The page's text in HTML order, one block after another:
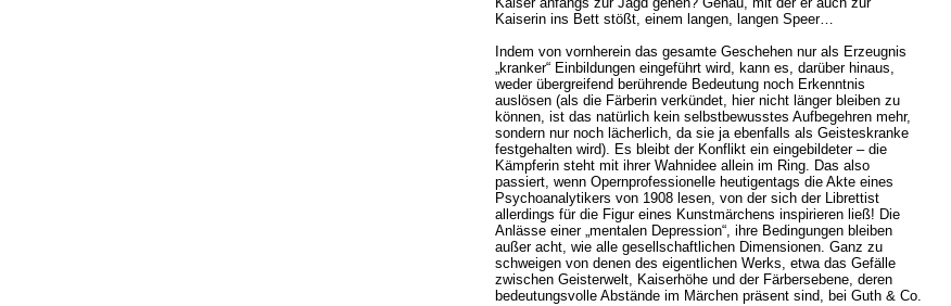
Kaiserin ins Bett stößt, einem langen, langen Speer…
Indem von vornherein das gesamte Geschehen nur als Erzeugnis
„kranker“ Einbildungen eingeführt wird, kann es, darüber hinaus,
weder übergreifend berührende Bedeutung noch Erkenntnis
auslösen (als die Färberin verkündet, hier nicht länger bleiben zu
können, ist das natürlich kein selbstbewusstes Aufbegehren mehr,
sondern nur noch lächerlich, da sie ja ebenfalls als Geisteskranke
festgehalten wird). Es bleibt der Konflikt ein eingebildeter – die
Kämpferin steht mit ihrer Wahnidee allein im Ring. Das also
passiert, wenn Opernprofessionelle heutigentags die Akte eines
Psychoanalytikers von 1908 lesen, von der sich der Librettist
allerdings für die Figur eines Kunstmärchens inspirieren ließ! Die
Anlässe einer „mentalen Depression“, ihre Bedingungen bleiben
außer acht, wie alle gesellschaftlichen Dimensionen. Ganz zu
schweigen von denen des eigentlichen Werks, etwa das Gefälle
zwischen Geisterwelt, Kaiserhöhe und der Färbersebene, deren
bedeutungsvolle Abstände im Märchen präsent sind, bei Guth & Co.